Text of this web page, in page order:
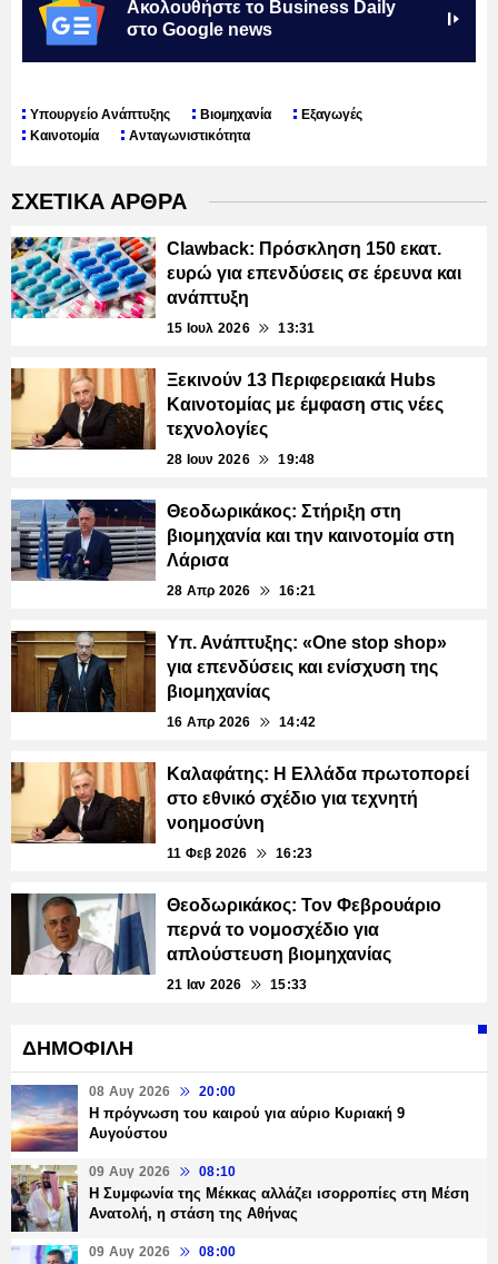
Ακολουθήστε το Business Daily
στο Google news
Υπουργείο Ανάπτυξης Βιομηχανία
Εξαγωγές
Καινοτομία
Ανταγωνιστικότητα
ΣΧΕΤΙΚΑ ΑΡΘΡΑ
Clawback: Πρόσκληση 150 εκατ.
ευρώ για επενδύσεις σε έρευνα και
ανάπτυξη
15 Ιουλ 2026 13:31
Ξεκινούν 13 Περιφερειακά Hubs
Καινοτομίας με έμφαση στις νέες
τεχνολογίες
28 Ιουν 2026 19:48
Θεοδωρικάκος: Στήριξη στη
βιομηχανία και την καινοτομία στη
Λάρισα
28 Απρ 2026 16:21
Υπ. Ανάπτυξης: «One stop shop»
για επενδύσεις και ενίσχυση της
βιομηχανίας
16 Απρ 2026 14:42
Καλαφάτης: Η Ελλάδα πρωτοπορεί
στο εθνικό σχέδιο για τεχνητή
νοημοσύνη
11 Φεβ 2026 16:23
Θεοδωρικάκος: Τον Φεβρουάριο
περνά το νομοσχέδιο για
απλούστευση βιομηχανίας
21 Ιαν 2026 15:33
ΔΗΜΟΦΙΛΗ
08 Αυγ 2026 20:00
Η πρόγνωση του καιρού για αύριο Κυριακή 9
Αυγούστου
09 Αυγ 2026 08:10
Η Συμφωνία της Μέκκας αλλάζει ισορροπίες στη Μέση
Ανατολή, η στάση της Αθήνας
09 Αυγ 2026 08:00